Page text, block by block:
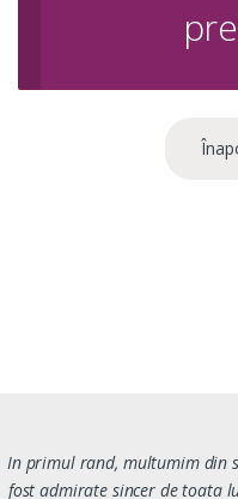
In primul rand, multumim din
fost admirate sincer de toata